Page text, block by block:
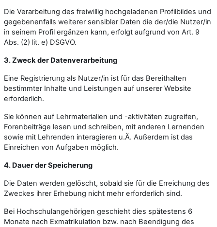
Die Verarbeitung des freiwillig hochgeladenen Profilbildes und
gegebenenfalls weiterer sensibler Daten die der/die Nutzer/in
in seinem Profil ergänzen kann, erfolgt aufgrund von Art. 9
Abs. (2) lit. e) DSGVO.
3. Zweck der Datenverarbeitung
Eine Registrierung als Nutzer/in ist für das Bereithalten
bestimmter Inhalte und Leistungen auf unserer Website
erforderlich.
Sie können auf Lehrmaterialien und -aktivitäten zugreifen,
Forenbeiträge lesen und schreiben, mit anderen Lernenden
sowie mit Lehrenden interagieren u.Ä. Außerdem ist das
Einreichen von Aufgaben möglich.
4. Dauer der Speicherung
Die Daten werden gelöscht, sobald sie für die Erreichung des
Zweckes ihrer Erhebung nicht mehr erforderlich sind.
Bei Hochschulangehörigen geschieht dies spätestens 6
Monate nach Exmatrikulation bzw. nach Beendigung des